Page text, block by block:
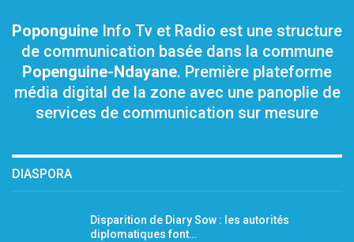
Poponguine Info Tv et Radio est une structure
de communication basée dans la commune
Popenguine-Ndayane. Première plateforme
média digital de la zone avec une panoplie de
services de communication sur mesure
DIASPORA
Disparition de Diary Sow : les autorités
diplomatiques font…